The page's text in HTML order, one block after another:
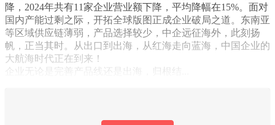
降，2024年共有11家企业营业额下降，平均降幅在15%。面对
国内产能过剩之际，开拓全球版图正成企业破局之道。东南亚
等区域供应链薄弱，产品选择较少，中企远征海外，此刻扬
帆，正当其时。从出口到出海，从红海走向蓝海，中国企业的
大航海时代正在到来！
企业无论是完善产品线还是出海，归根结...